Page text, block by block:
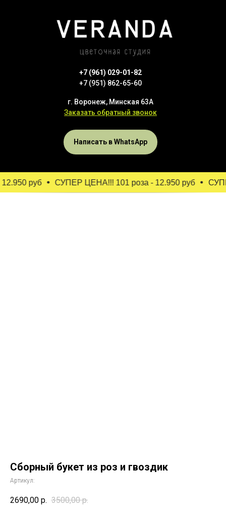
+7 (961) 029-01-82
+7 (951) 862-65-60
г. Воронеж, Минская 63А
Заказать обратный звонок
Написать в WhatsApp
руб СУПЕР ЦЕНА!!! 101 роза - 12.950 руб
Сборный букет из роз и гвоздик
Артикул:
2690,00 р. 3500,00 р.